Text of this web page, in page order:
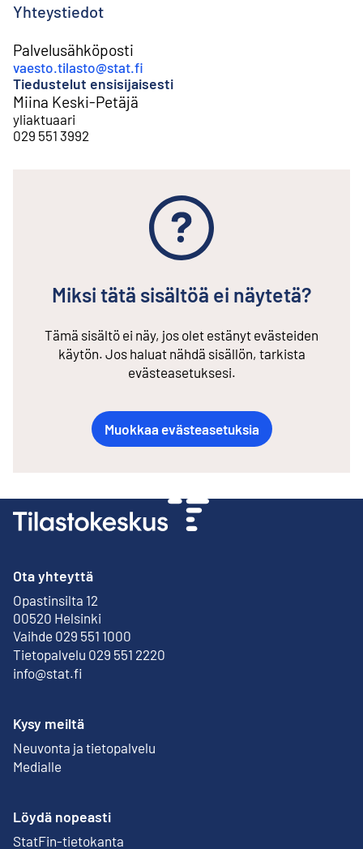
Yhteystiedot
Palvelusähköposti
vaesto.tilasto@stat.fi
Tiedustelut ensisijaisesti
Miina Keski-Petäjä
yliaktuaari
029 551 3992
Miksi tätä sisältöä ei näytetä?
Tämä sisältö ei näy, jos olet estänyt evästeiden
käytön. Jos haluat nähdä sisällön, tarkista
evästeasetuksesi.
Muokkaa evästeasetuksia
Ota yhteyttä
Opastinsilta 12
00520 Helsinki
Ulkoinen linkki
Vaihde 029 551 1000
Tietopalvelu 029 551 2220
info@stat.fi
Kysy meiltä
Neuvonta ja tietopalvelu
Medialle
Löydä nopeasti
StatFin-tietokanta